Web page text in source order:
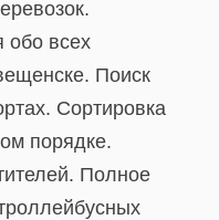
обо всех
Поиск
Сортировка
порядке.
Полное